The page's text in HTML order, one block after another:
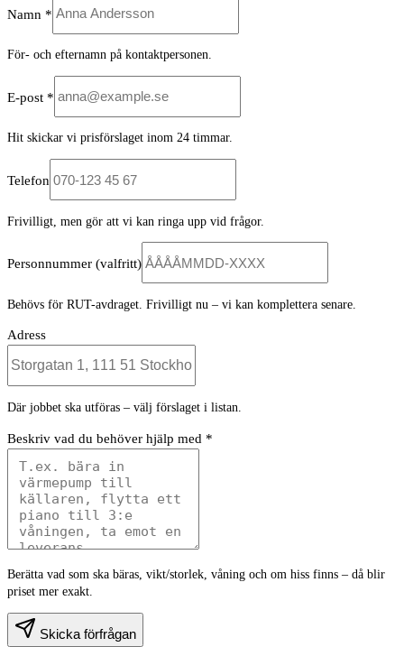
Namn *
För- och efternamn på kontaktpersonen.
E-post *
Hit skickar vi prisförslaget inom 24 timmar.
Telefon
Frivilligt, men gör att vi kan ringa upp vid frågor.
Personnummer (valfritt)
Behövs för RUT-avdraget. Frivilligt nu – vi kan komplettera senare.
Adress
Där jobbet ska utföras – välj förslaget i listan.
Beskriv vad du behöver hjälp med *
Berätta vad som ska bäras, vikt/storlek, våning och om hiss finns – då blir
priset mer exakt.
Skicka förfrågan